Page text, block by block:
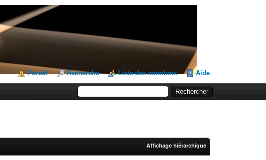
Portail Recherche Liste des membres Aide
Affichage hiérarchique